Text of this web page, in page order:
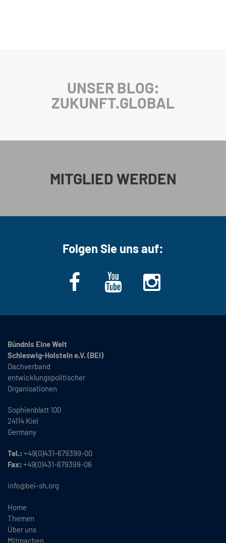
UNSER BLOG:
ZUKUNFT.GLOBAL
MITGLIED WERDEN
Folgen Sie uns auf:
Bündnis Eine Welt
Schleswig-Holstein e.V. (BEI)
Dachverband
entwicklungspolitischer
Organisationen
Sophienblatt 100
24114 Kiel
Germany
Tel.: +49(0)431-679399-00
Fax: +49(0)431-679399-06
info@bei-sh.org
Home
Themen
Über uns
Mitmachen